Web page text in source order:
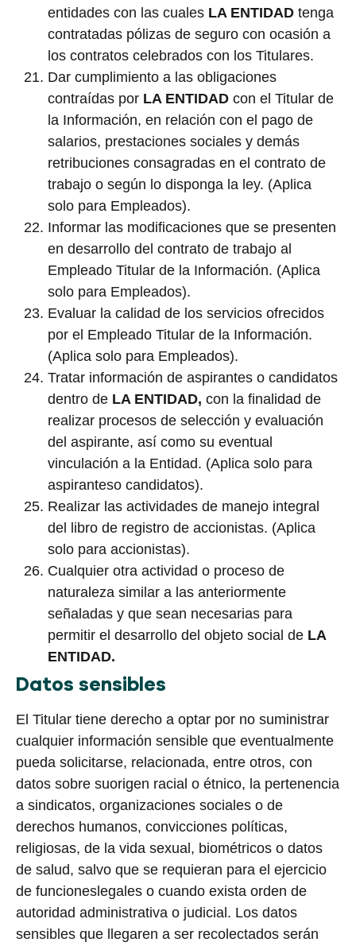
entidades con las cuales LA ENTIDAD tenga
contratadas pólizas de seguro con ocasión a
los contratos celebrados con los Titulares.
Dar cumplimiento a las obligaciones
contraídas por LA ENTIDAD con el Titular de
la Información, en relación con el pago de
salarios, prestaciones sociales y demás
retribuciones consagradas en el contrato de
trabajo o según lo disponga la ley. (Aplica
solo para Empleados).
Informar las modificaciones que se presenten
en desarrollo del contrato de trabajo al
Empleado Titular de la Información. (Aplica
solo para Empleados).
Evaluar la calidad de los servicios ofrecidos
por el Empleado Titular de la Información.
(Aplica solo para Empleados).
Tratar información de aspirantes o candidatos
dentro de LA ENTIDAD, con la finalidad de
realizar procesos de selección y evaluación
del aspirante, así como su eventual
vinculación a la Entidad. (Aplica solo para
aspiranteso candidatos).
Realizar las actividades de manejo integral
del libro de registro de accionistas. (Aplica
solo para accionistas).
Cualquier otra actividad o proceso de
naturaleza similar a las anteriormente
señaladas y que sean necesarias para
permitir el desarrollo del objeto social de LA
ENTIDAD.
Datos sensibles
El Titular tiene derecho a optar por no suministrar
cualquier información sensible que eventualmente
pueda solicitarse, relacionada, entre otros, con
datos sobre suorigen racial o étnico, la pertenencia
a sindicatos, organizaciones sociales o de
derechos humanos, convicciones políticas,
religiosas, de la vida sexual, biométricos o datos
de salud, salvo que se requieran para el ejercicio
de funcioneslegales o cuando exista orden de
autoridad administrativa o judicial. Los datos
sensibles que llegaren a ser recolectados serán